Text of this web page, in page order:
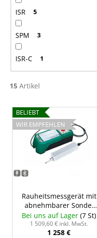
ISR 5
SPM 3
ISR-C 1
15 Artikel
L
s
d
BELIEBT
WIR EMPFEHLEN
Rauheitsmessgerät mit
abnehmbarer Sonde,
INSIZE ISR-C300
Bei uns auf Lager (7 St)
1 509,60 € inkl. MwSt.
1 258 €